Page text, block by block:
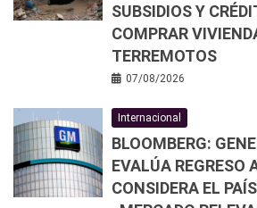
SUBSIDIOS Y
COMPRAR
TERREMOTOS
07/08/2026
Internacional
BLOOMBERG:
EVALÚA REGRESO
CONSIDERA EL